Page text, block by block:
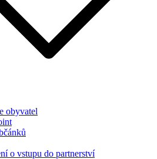
obyvatel
o vstupu do partnerství